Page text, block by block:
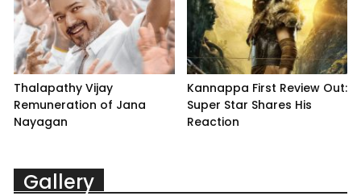
Thalapathy Vijay
Remuneration of Jana
Nayagan
Kannappa First Review Out:
Super Star Shares His
Reaction
Gallery